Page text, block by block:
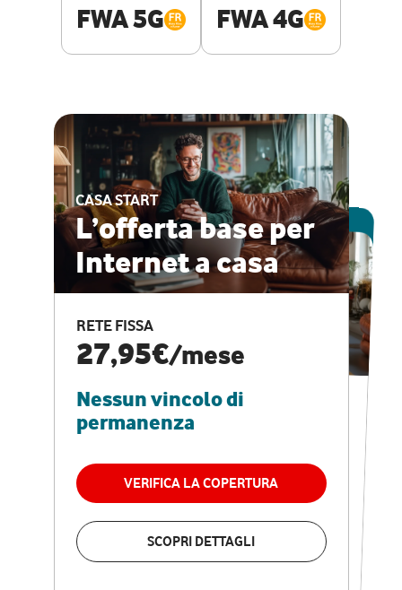
FWA 5G FWA 4G
CASA START
L’offerta base per
Internet a casa
RETE FISSA
27,95€/mese
Nessun vincolo di
permanenza
VERIFICA LA COPERTURA
SCOPRI DETTAGLI
ESCLUSIVA ONLINE
CASA PRO
Internet veloce e
vantaggi speciali
RETE FISSA + VODAFONE CLUB
29,95€
permanenza
VERIFICA LA COPERTURA